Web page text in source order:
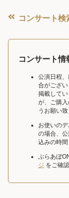
コンサート検
コンサート情
公演日程
合がござい
掲載して
が、ご購
うお願い致
お使いの
の場合、
込みの時間
ぶらあぼ
ジ をご確